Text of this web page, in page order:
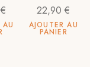
€
AU
22,90€
AJOUTER AU
PANIER